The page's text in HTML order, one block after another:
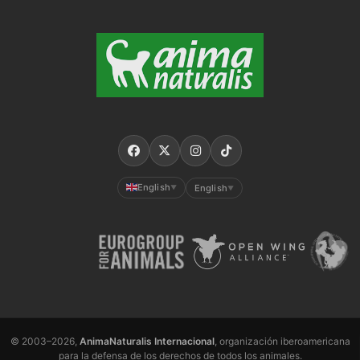
English ▼ English ▼
© 2003–2026, AnimaNaturalis Internacional, organización iberoamericana
para la defensa de los derechos de todos los animales.